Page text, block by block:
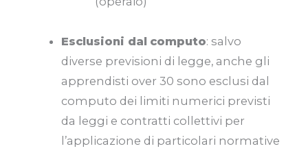
Esclusioni dal computo: salvo
diverse previsioni di legge, anche gli
apprendisti over 30 sono esclusi dal
computo dei limiti numerici previsti
da leggi e contratti collettivi per
l’applicazione di particolari normative